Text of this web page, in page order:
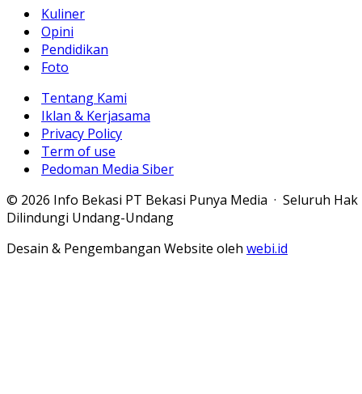
Kuliner
Opini
Pendidikan
Foto
Tentang Kami
Iklan & Kerjasama
Privacy Policy
Term of use
Pedoman Media Siber
© 2026 Info Bekasi PT Bekasi Punya Media · Seluruh Hak
Dilindungi Undang-Undang
Desain & Pengembangan Website oleh webi.id